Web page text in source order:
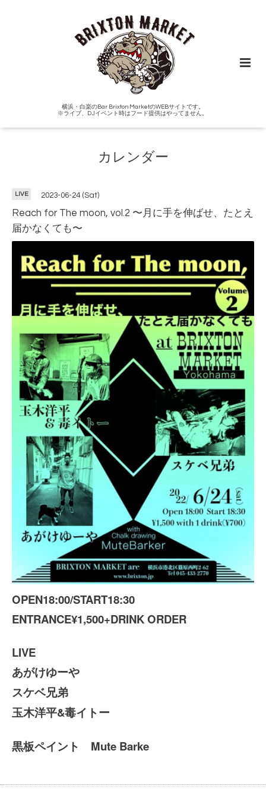
横浜・白楽のBar Brixton MarketのWEBサイトです。
※ライブ、DJイベント時はフード提供はやってません。
カレンダー
LIVE 2023-06-24 (Sat)
Reach for The moon, vol.2 〜月に手を伸ばせ、たとえ
届かなくても〜
OPEN18:00/START18:30
ENTRANCE¥1,500+DRINK ORDER
LIVE
あがけゆーや
スケベ兄弟
玉木洋平&毒イトー
黒板ペイント Mute Barke